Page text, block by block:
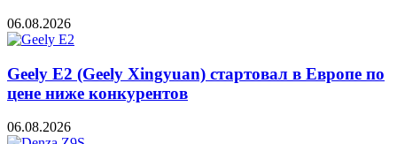
06.08.2026
Geely E2 (Geely Xingyuan) стартовал в Европе по
цене ниже конкурентов
06.08.2026